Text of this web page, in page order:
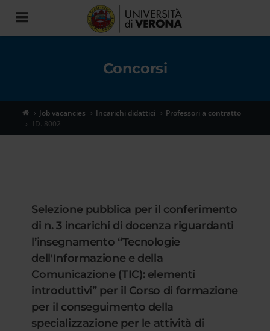
Toggle
navigation
Concorsi
Job vacancies Incarichi didattici
Professori a contratto
ID. 8002
Selezione pubblica per il conferimento
di n. 3 incarichi di docenza riguardanti
l’insegnamento “Tecnologie
dell'Informazione e della
Comunicazione (TIC): elementi
introduttivi” per il Corso di formazione
per il conseguimento della
specializzazione per le attività di